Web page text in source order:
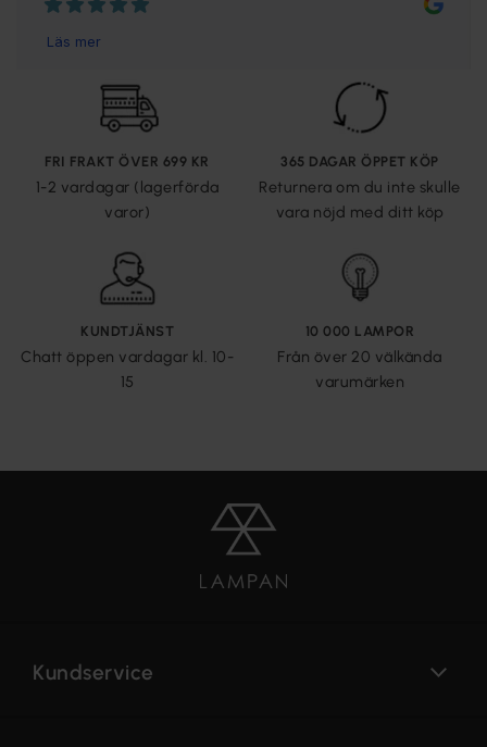
FRI FRAKT ÖVER 699 KR
1-2 vardagar (lagerförda
varor)
365 DAGAR ÖPPET KÖP
Returnera om du inte skulle
vara nöjd med ditt köp
KUNDTJÄNST
Chatt öppen vardagar kl. 10-
15
10 000 LAMPOR
Från över 20 välkända
varumärken
Kundservice